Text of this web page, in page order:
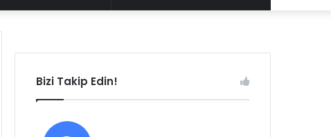
Bizi Takip Edin!